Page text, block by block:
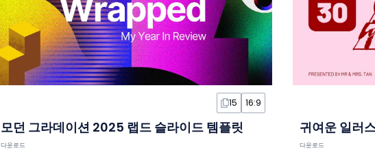
15 16:9
모던 그라데이션 2025 랩드 슬라이드 템플릿
다운로드 다운로드